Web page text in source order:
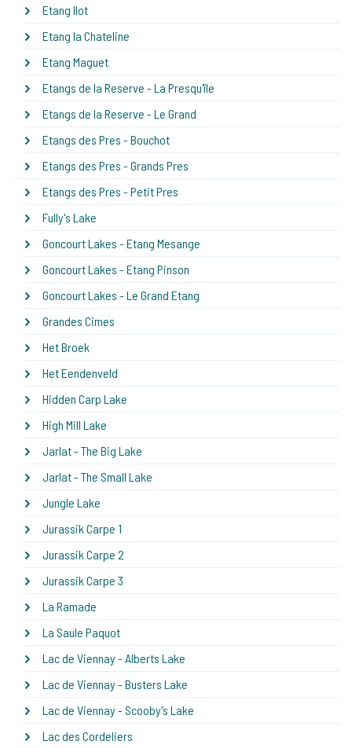
Etang Ilot
Etang la Chateline
Etang Maguet
Etangs de la Reserve - La Presqu'île
Etangs de la Reserve - Le Grand
Etangs des Pres - Bouchot
Etangs des Pres - Grands Pres
Etangs des Pres - Petit Pres
Fully's Lake
Goncourt Lakes - Etang Mesange
Goncourt Lakes - Etang Pinson
Goncourt Lakes - Le Grand Etang
Grandes Cimes
Het Broek
Het Eendenveld
Hidden Carp Lake
High Mill Lake
Jarlat - The Big Lake
Jarlat - The Small Lake
Jungle Lake
Jurassik Carpe 1
Jurassik Carpe 2
Jurassik Carpe 3
La Ramade
La Saule Paquot
Lac de Viennay - Alberts Lake
Lac de Viennay - Busters Lake
Lac de Viennay - Scooby's Lake
Lac des Cordeliers